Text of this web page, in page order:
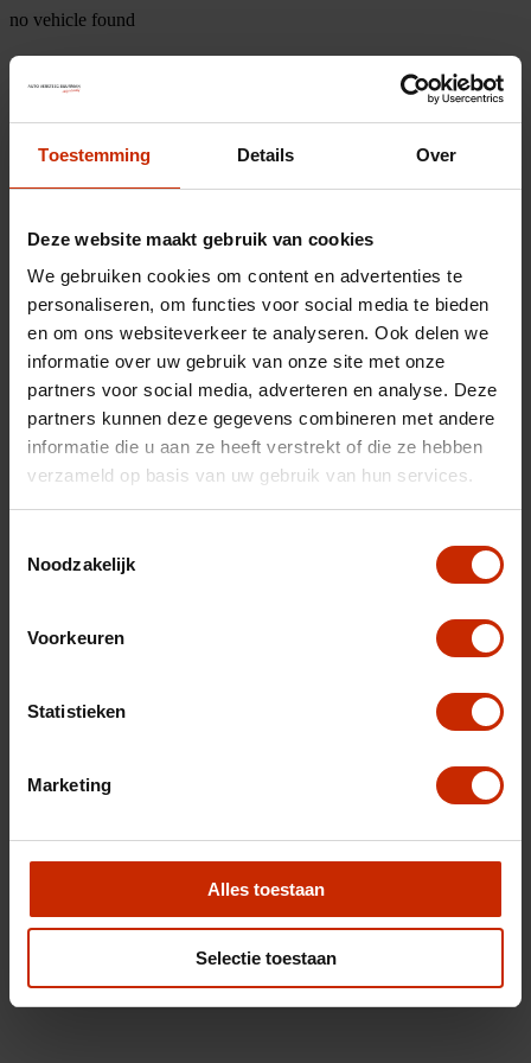
Toestemming Details Over
Deze website maakt gebruik van cookies
We gebruiken cookies om content en advertenties te
personaliseren, om functies voor social media te bieden
en om ons websiteverkeer te analyseren. Ook delen we
informatie over uw gebruik van onze site met onze
partners voor social media, adverteren en analyse. Deze
partners kunnen deze gegevens combineren met andere
informatie die u aan ze heeft verstrekt of die ze hebben
verzameld op basis van uw gebruik van hun services.
Noodzakelijk
Voorkeuren
Statistieken
Marketing
Alles toestaan
Selectie toestaan
no vehicle found